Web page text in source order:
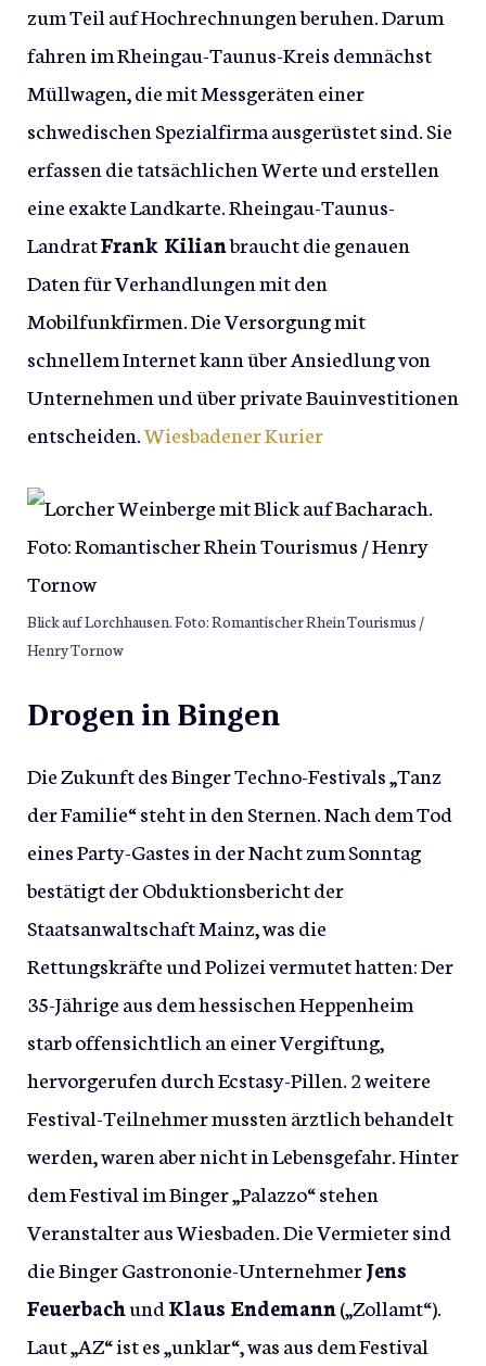
zum Teil auf Hochrechnungen beruhen. Darum
fahren im Rheingau-Taunus-Kreis demnächst
Müllwagen, die mit Messgeräten einer
schwedischen Spezialfirma ausgerüstet sind. Sie
erfassen die tatsächlichen Werte und erstellen
eine exakte Landkarte. Rheingau-Taunus-
LandratFrank Kilianbraucht die genauen
Daten für Verhandlungen mit den
Mobilfunkfirmen. Die Versorgung mit
schnellem Internet kann über Ansiedlung von
Unternehmen und über private Bauinvestitionen
entscheiden.Wiesbadener Kurier
Blick auf Lorchhausen. Foto: Romantischer Rhein Tourismus /
Henry Tornow
Drogen in Bingen
Die Zukunft des Binger Techno-Festivals „Tanz
der Familie“ steht in den Sternen. Nach dem Tod
eines Party-Gastes in der Nacht zum Sonntag
bestätigt der Obduktionsbericht der
Staatsanwaltschaft Mainz, was die
Rettungskräfte und Polizei vermutet hatten: Der
35-Jährige aus dem hessischen Heppenheim
starb offensichtlich an einer Vergiftung,
hervorgerufen durch Ecstasy-Pillen. 2 weitere
Festival-Teilnehmer mussten ärztlich behandelt
werden, waren aber nicht in Lebensgefahr. Hinter
dem Festival im Binger „Palazzo“ stehen
Veranstalter aus Wiesbaden. Die Vermieter sind
die Binger Gastrononie-UnternehmerJens
FeuerbachundKlaus Endemann(„Zollamt“).
Laut „AZ“ ist es „unklar“, was aus dem Festival